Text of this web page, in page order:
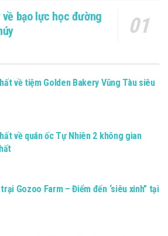
bạo lực học đường
về tiệm Golden Bakery Vũng Tàu siêu
về quán ốc Tự Nhiên 2 không gian
Gozoo Farm – Điểm đến ‘siêu xinh” tại